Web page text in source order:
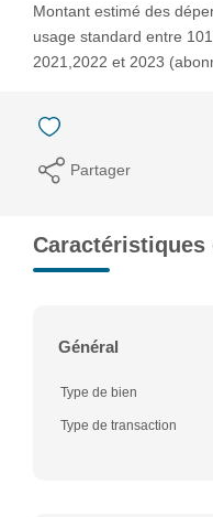
Montant estimé des
usage standard entre
2021,2022 et 2023
Partager
Caractéristiques
Général
Type de bien
Type de transaction